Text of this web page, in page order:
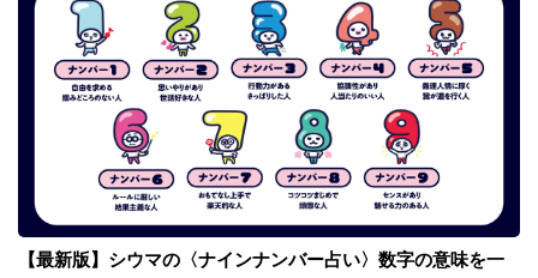
【最新版】シウマの〈ナインナンバー占い〉数字の意味を一